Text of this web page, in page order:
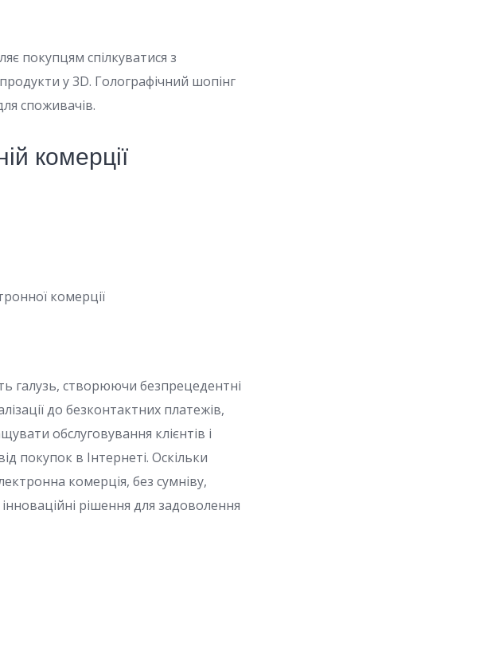
покупцям спілкуватися з
у 3D. Голографічний шопінг
споживачів.
комерції
комерції
галузь, створюючи безпрецедентні
до безконтактних платежів,
обслуговування клієнтів і
покупок в Інтернеті. Оскільки
комерція, без сумніву,
рішення для задоволення